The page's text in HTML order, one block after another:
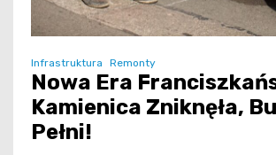
Infrastruktura Remonty
Nowa Era
Kamienica Zniknęła,
Pełni!